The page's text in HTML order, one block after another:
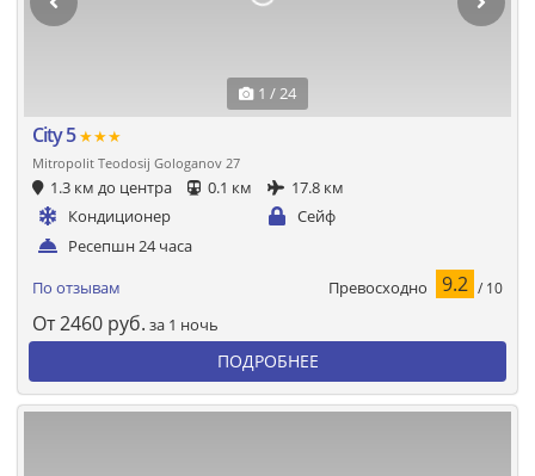
1 / 24
City 5★★★
Mitropolit Teodosij Gologanov 27
1.3 км до центра 0.1 км
17.8 км
Кондиционер
Сейф
Ресепшн 24 часа
По отзывам Превосходно 9.2 / 10
От2460 руб. за 1 ночь
ПОДРОБНЕЕ